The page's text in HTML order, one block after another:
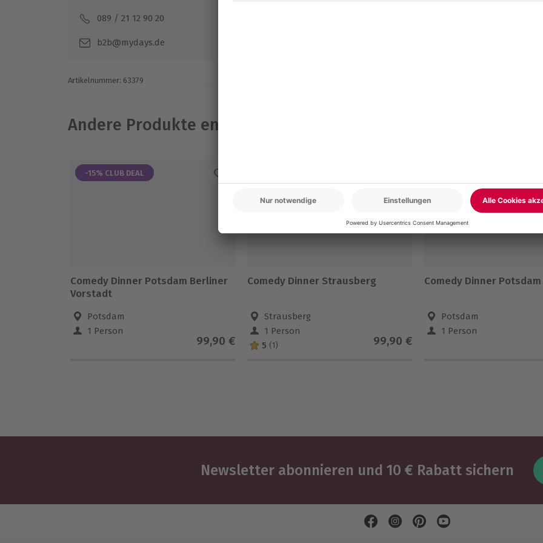
089 / 21 12 90 20
b2b@mydays.de
Artikelnummer: 63379
Andere Produkte entdecken
-15% CLUB DEAL
Comedy Dinner Potsdam Berliner
Vorstadt
Potsdam
1 Person
99,90 €
Comedy Dinner Strausberg
Strausberg
1 Person
5 (1) 99,90 €
Comedy Dinner Potsdam
Potsdam
1 Person
Newsletter abonnieren und 10 € Rabatt sichern